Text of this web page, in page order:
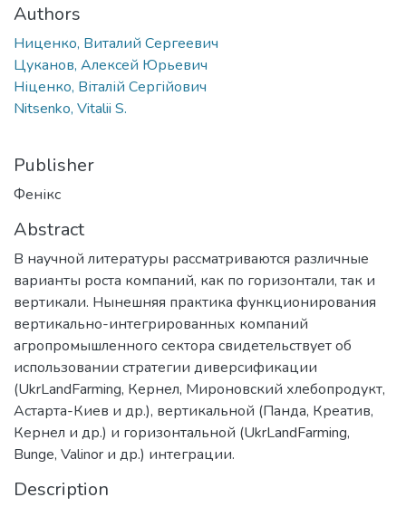
Authors
Ниценко, Виталий Сергеевич
Цуканов, Алексей Юрьевич
Ніценко, Віталій Сергійович
Nitsenko, Vitalii S.
Publisher
Фенікс
Abstract
В научной литературы рассматриваются различные
варианты роста компаний, как по горизонтали, так и
вертикали. Нынешняя практика функционирования
вертикально-интегрированных компаний
агропромышленного сектора свидетельствует об
использовании стратегии диверсификации
(UkrLandFarming, Кернел, Мироновский хлебопродукт,
Астарта-Киев и др.), вертикальной (Панда, Креатив,
Кернел и др.) и горизонтальной (UkrLandFarming,
Bunge, Valinor и др.) интеграции.
Description